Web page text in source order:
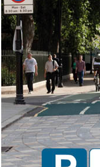
Beiträge
Olaf Dilling Beiträge
Richard Grassick
Wolfgang Köhler-
Naumann Beiträge
Katja
Mark
Tim